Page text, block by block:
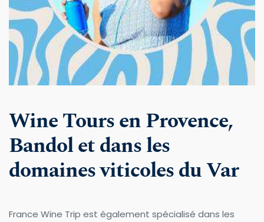
Wine Tours en Provence,
Bandol et dans les
domaines viticoles du Var